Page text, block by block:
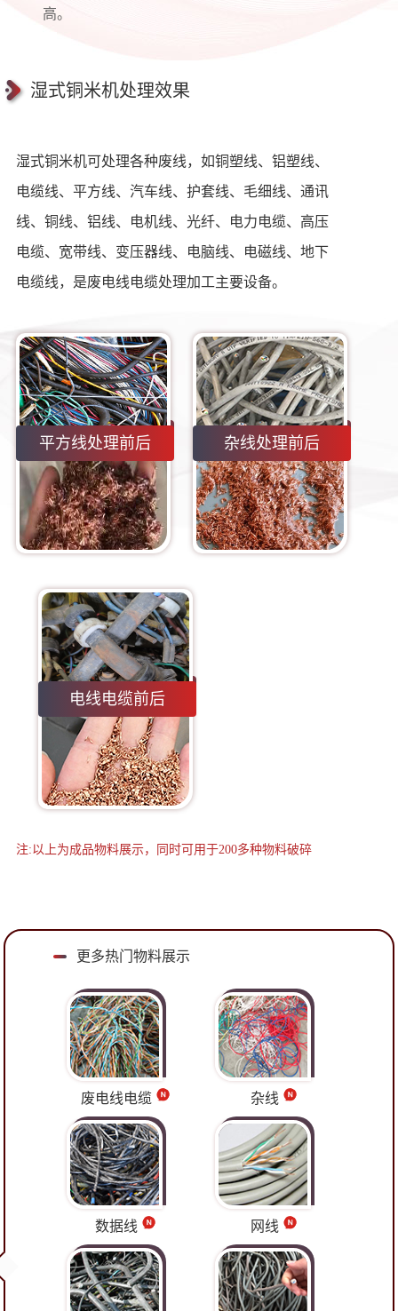
高。
湿式铜米机处理效果
湿式铜米机可处理各种废线，如铜塑线、铝塑线、
电缆线、平方线、汽车线、护套线、毛细线、通讯
线、铜线、铝线、电机线、光纤、电力电缆、高压
电缆、宽带线、变压器线、电脑线、电磁线、地下
电缆线，是废电线电缆处理加工主要设备。
平方线处理前后 杂线处理前后
电线电缆前后
注:以上为成品物料展示，同时可用于200多种物料破碎
更多热门物料展示
废电线电缆 杂线
数据线 网线